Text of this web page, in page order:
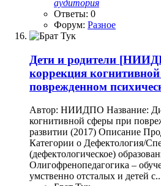
аудитория
Ответы: 0
Форум: Разное
Дети и родители
коррекция
поврежденном
Автор: НИИДПО Название:
когнитивной сферы при
развитии (2017) Описание
Категории o Дефектология/
(дефектологическое)
Олигофренопедагогика –
умственно отсталых и детей